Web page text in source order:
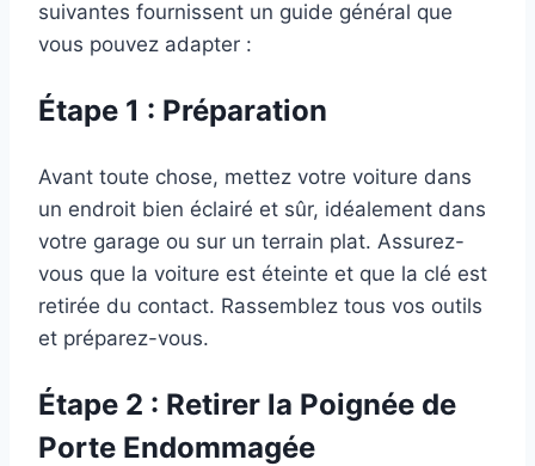
suivantes fournissent un guide général que
vous pouvez adapter :
Étape 1 : Préparation
Avant toute chose, mettez votre voiture dans
un endroit bien éclairé et sûr, idéalement dans
votre garage ou sur un terrain plat. Assurez-
vous que la voiture est éteinte et que la clé est
retirée du contact. Rassemblez tous vos outils
et préparez-vous.
Étape 2 : Retirer la Poignée de
Porte Endommagée